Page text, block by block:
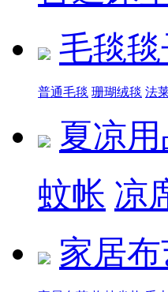
毛毯毯
普通毛毯 珊瑚绒毯 法
夏凉用
蚊帐 凉
家居